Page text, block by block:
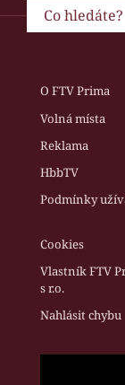
O FTV Prima
Volná místa
Reklama
HbbTV
Podmínky
Cookies
Vlastník FTV
s r.o.
Nahlásit chybu